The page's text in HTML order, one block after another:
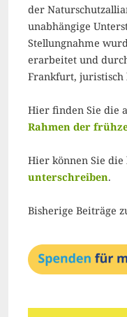
der
unabhängige
Stellungnahme
erarbeitet und
Frankfurt, juristisch
Hier finden Sie die
Rahmen der
Hier können Sie die
unterschreiben.
Bisherige Beiträge